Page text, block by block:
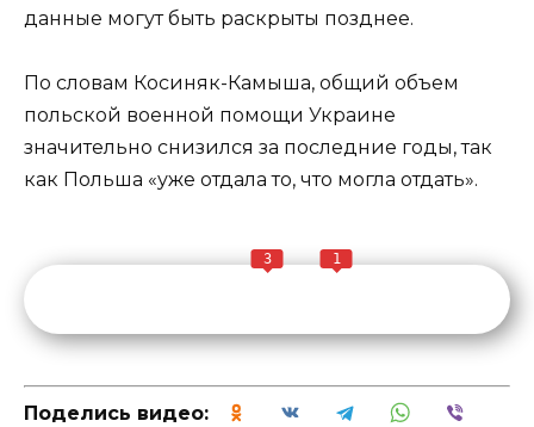
данные могут быть раскрыты позднее.
По словам Косиняк-Камыша, общий объем
польской военной помощи Украине
значительно снизился за последние годы, так
как Польша «уже отдала то, что могла отдать».
3 1
Поделись видео: